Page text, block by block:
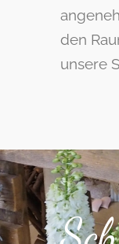
den
unsere